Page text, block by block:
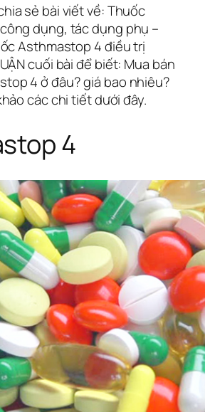
sẻ bài viết về: Thuốc
dụng, tác dụng phụ –
Asthmastop 4 điều trị
cuối bài để biết: Mua bán
4 ở đâu? giá bao nhiêu?
các chi tiết dưới đây.
4